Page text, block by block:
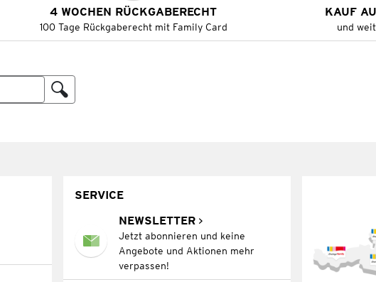
4 WOCHEN RÜCKGABERECHT
100 Tage Rückgaberecht mit Family Card
KAUF
und
SERVICE
NEWSLETTER
Jetzt abonnieren und keine
Angebote und Aktionen mehr
verpassen!